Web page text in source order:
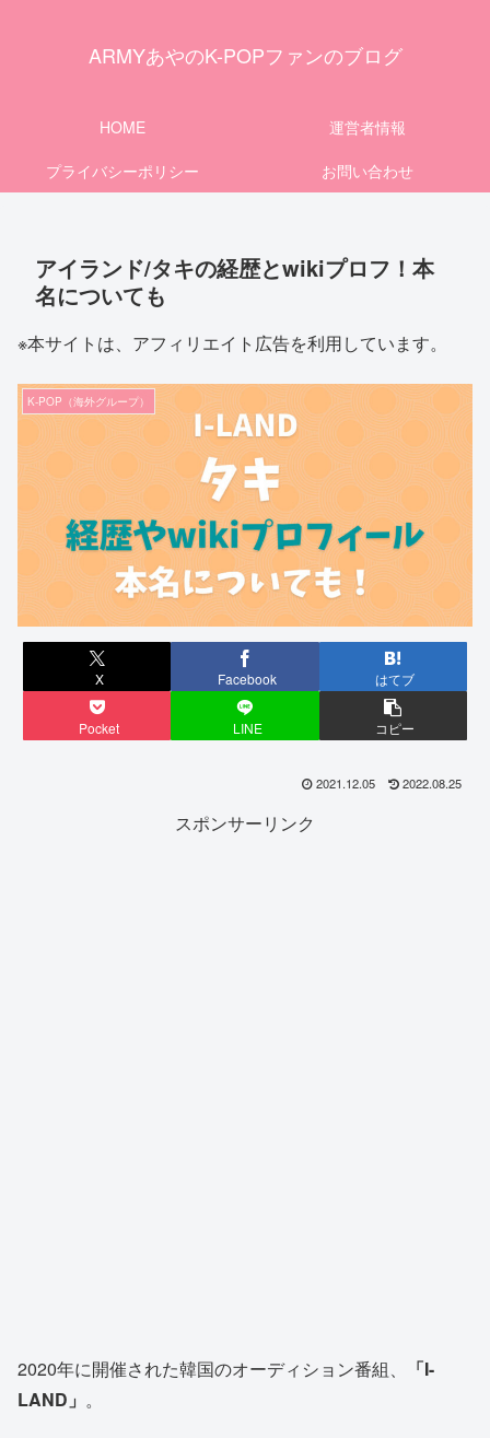
ARMYあやのK-POPファンのブログ
HOME
運営者情報
プライバシーポリシー
お問い合わせ
アイランド/タキの経歴とwikiプロフ！本
名についても
※本サイトは、アフィリエイト広告を利用しています。
K-POP（海外グループ）
X Facebook はてブ
Pocket LINE コピー
2021.12.05 2022.08.25
スポンサーリンク
2020年に開催された韓国のオーディション番組、
「I-
LAND」 。